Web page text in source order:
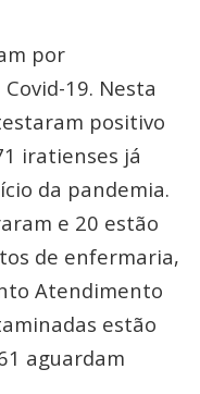
por
19. Nesta
positivo
iratienses já
da pandemia.
e 20 estão
de enfermaria,
Atendimento
estão
aguardam